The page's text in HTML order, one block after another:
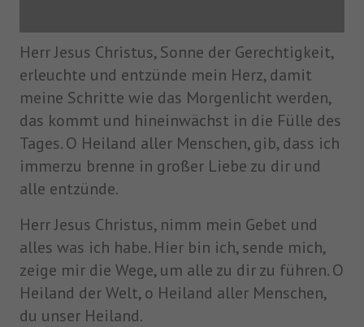
Herr Jesus Christus, Sonne der Gerechtigkeit,
erleuchte und entzünde mein Herz, damit
meine Schritte wie das Morgenlicht werden,
das kommt und hineinwächst in die Fülle des
Tages. O Heiland aller Menschen, gib, dass ich
immerzu brenne in großer Liebe zu dir und
alle entzünde.
Herr Jesus Christus, nimm mein Gebet und
alles was ich habe. Hier bin ich, sende mich,
zeige mir die Wege, um alle zu dir zu führen. O
Heiland der Welt, o Heiland aller Menschen,
du unser Heiland.